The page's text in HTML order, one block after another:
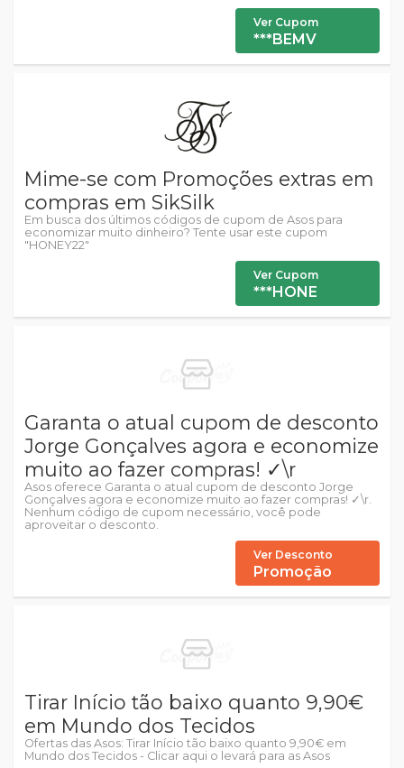
Ver Cupom
***BEMV
Mime-se com Promoções extras em
compras em SikSilk
Em busca dos últimos códigos de cupom de Asos para
economizar muito dinheiro? Tente usar este cupom
"HONEY22"
Ver Cupom
***HONE
Garanta o atual cupom de desconto
Jorge Gonçalves agora e economize
muito ao fazer compras! ✓\r
Asos oferece Garanta o atual cupom de desconto Jorge
Gonçalves agora e economize muito ao fazer compras! ✓\r.
Nenhum código de cupom necessário, você pode
aproveitar o desconto.
Ver Desconto
Promoção
Tirar Início tão baixo quanto 9,90€
em Mundo dos Tecidos
Ofertas das Asos: Tirar Início tão baixo quanto 9,90€ em
Mundo dos Tecidos - Clicar aqui o levará para as Asos